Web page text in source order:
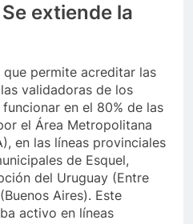
extiende la
permite acreditar las
validadoras de los
en el 80% de las
el Área Metropolitana
en las líneas provinciales
de Esquel,
del Uruguay (Entre
Aires). Este
activo en líneas